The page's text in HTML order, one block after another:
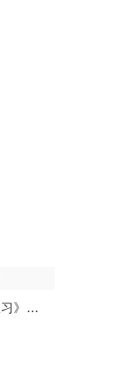
马头琴练习曲谱《跳指换把练习》马头琴入门练